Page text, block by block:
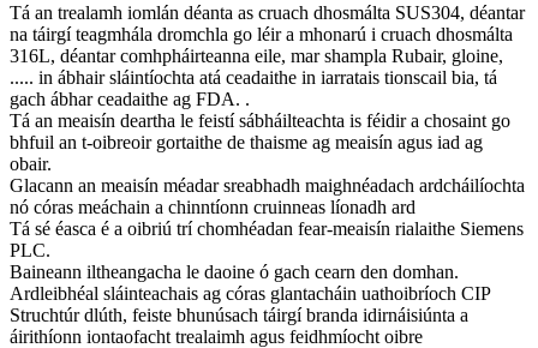
Tá an trealamh iomlán déanta as cruach dhosmálta SUS304, déantar
na táirgí teagmhála dromchla go léir a mhonarú i cruach dhosmálta
316L, déantar comhpháirteanna eile, mar shampla Rubair, gloine,
..... in ábhair sláintíochta atá ceadaithe in iarratais tionscail bia, tá
gach ábhar ceadaithe ag FDA. .
Tá an meaisín deartha le feistí sábháilteachta is féidir a chosaint go
bhfuil an t-oibreoir gortaithe de thaisme ag meaisín agus iad ag
obair.
Glacann an meaisín méadar sreabhadh maighnéadach ardcháilíochta
nó córas meáchain a chinntíonn cruinneas líonadh ard
Tá sé éasca é a oibriú trí chomhéadan fear-meaisín rialaithe Siemens
PLC.
Baineann iltheangacha le daoine ó gach cearn den domhan.
Ardleibhéal sláinteachais ag córas glantacháin uathoibríoch CIP
Struchtúr dlúth, feiste bhunúsach táirgí branda idirnáisiúnta a
áirithíonn iontaofacht trealaimh agus feidhmíocht oibre